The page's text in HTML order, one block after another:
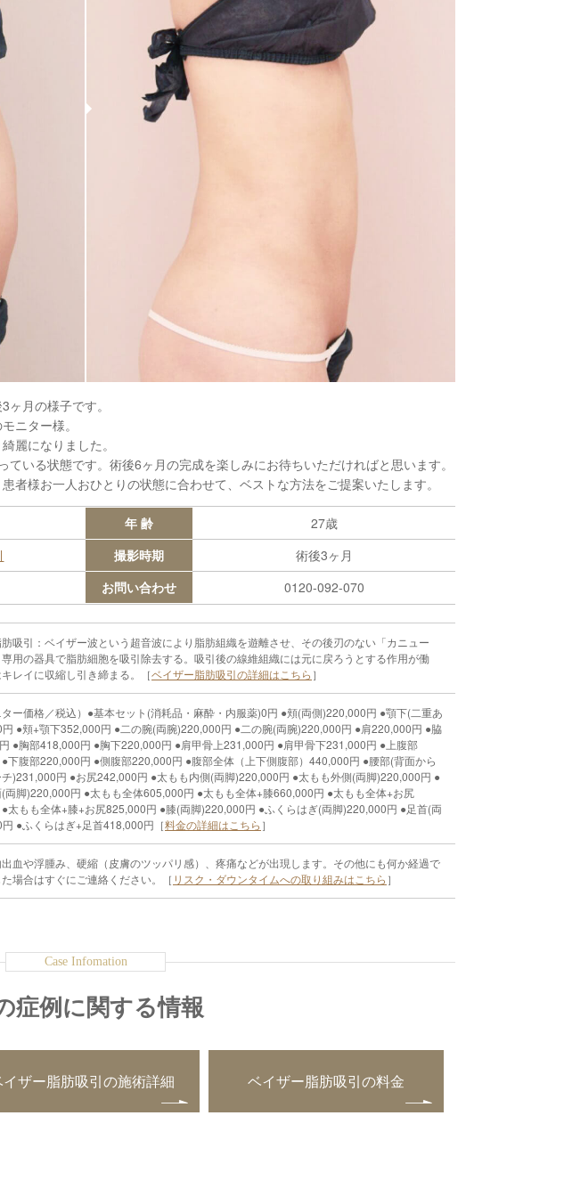
月の様子です。
ニター様。
麗になりました。
いる状態です。術後6ヶ月の完成を楽しみにお待ちいただければと思います。
者様お一人おひとりの状態に合わせて、ベストな方法をご提案いたします。
年 齢
27歳
撮影時期
術後3ヶ月
お問い合わせ 0120-092-070
吸引：ベイザー波という超音波により脂肪組織を遊離させ、その後刃のない「カニュー
用の器具で脂肪細胞を吸引除去する。吸引後の線維組織には元に戻ろうとする作用が働
レイに収縮し引き締まる。［ベイザー脂肪吸引の詳細はこちら ］
ー価格／税込）●基本セット(消耗品・麻酔・内服薬)0円 ●頬(両側)220,000円 ●顎下(二重あ
円 ●頬+顎下352,000円 ●二の腕(両腕)220,000円 ●二の腕(両腕)220,000円 ●肩220,000円 ●脇
●胸部418,000円 ●胸下220,000円 ●肩甲骨上231,000円 ●肩甲骨下231,000円 ●上腹部
下腹部220,000円 ●側腹部220,000円 ●腹部全体（上下側腹部）440,000円 ●腰部(背面から
)231,000円 ●お尻242,000円 ●太もも内側(両脚)220,000円 ●太もも外側(両脚)220,000円 ●
両脚)220,000円 ●太もも全体605,000円 ●太もも全体+膝660,000円 ●太もも全体+お尻
太もも全体+膝+お尻825,000円 ●膝(両脚)220,000円 ●ふくらはぎ(両脚)220,000円 ●足首(両
●ふくらはぎ+足首418,000円［料金の詳細はこちら ］
血や浮腫み、硬縮（皮膚のツッパリ感）、疼痛などが出現します。その他にも何か経過で
場合はすぐにご連絡ください。［ リスク・ダウンタイムへの取り組みはこちら ］
症例に関する情報
ザー脂肪吸引の施術詳細 ベイザー脂肪吸引の料金